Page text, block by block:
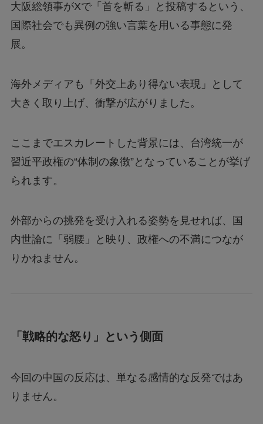
大阪総領事がXで「首を斬る」と投稿するという、
国際社会でも異例の強い言葉を用いる事態に発
展。
海外メディアも「外交上あり得ない表現」として
大きく取り上げ、衝撃が広がりました。
ここまでエスカレートした背景には、台湾統一が
習近平政権の“体制の象徴”となっていることが挙げ
られます。
外部からの挑発を受け入れる姿勢を見せれば、国
内世論に「弱腰」と映り、政権への不満につなが
りかねません。
「戦略的な怒り」という側面
今回の中国の反応は、単なる感情的な反発ではあ
りません。